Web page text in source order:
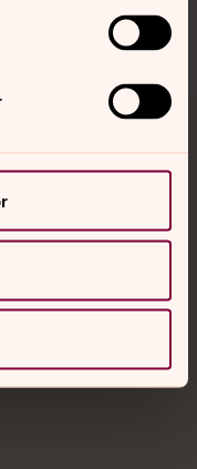
chatta anonymt